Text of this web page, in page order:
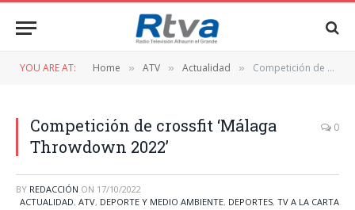
YOU ARE AT: Home » ATV » Actualidad » Competición de crossfit ‘Málaga Throwdown 2022’
Competición de crossfit ‘Málaga
Throwdown 2022’
0
BY REDACCIÓN ON 17/10/2022
ACTUALIDAD, ATV, DEPORTE Y MEDIO AMBIENTE, DEPORTES, TV A LA CARTA